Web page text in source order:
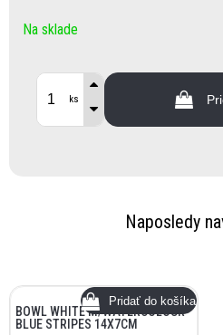
Na sklade
ks
Naposledy
BOWL WHITE M/WATERCOLOUR
BLUE STRIPES 14X7CM